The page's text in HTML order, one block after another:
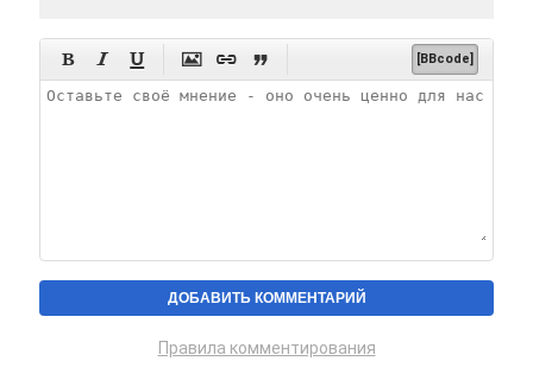
      [BBcode]
Правила комментирования